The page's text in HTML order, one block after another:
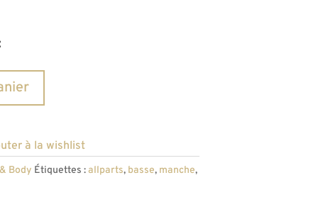
r
n
à la wishlist
Body Étiquettes :allparts, basse, manche,